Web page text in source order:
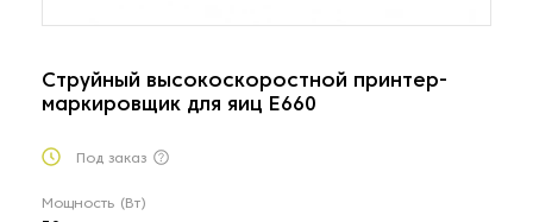
Струйный высокоскоростной принтер-
маркировщик для яиц E660
Под заказ
Мощность (Вт)